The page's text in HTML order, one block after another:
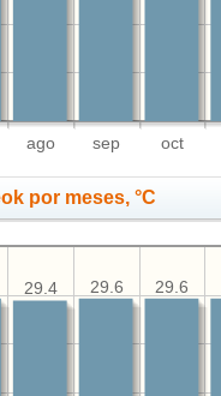
ago sep oct
por meses, °C
29.6
29.6
29.4